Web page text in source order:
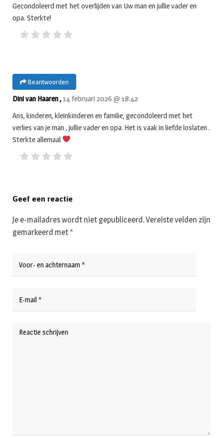
Gecondoleerd met het overlijden van Uw man en jullie vader en
opa. Sterkte!
Beantwoorden
Dini van Haaren , 14 februari 2026 @ 18:42
Ans, kinderen, kleinkinderen en familie, gecondoleerd met het
verlies van je man , jullie vader en opa. Het is vaak in liefde loslaten .
Sterkte allemaal
Geef een reactie
Je e-mailadres wordt niet gepubliceerd.Vereiste velden zijn
gemarkeerd met *